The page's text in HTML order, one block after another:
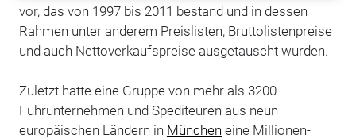
vor, das von 1997 bis 2011 bestand und in dessen
Rahmen unter anderem Preislisten, Bruttolistenpreise
und auch Nettoverkaufspreise ausgetauscht wurden.
Zuletzt hatte eine Gruppe von mehr als 3200
Fuhrunternehmen und Spediteuren aus neun
europäischen Ländern in München eine Millionen-